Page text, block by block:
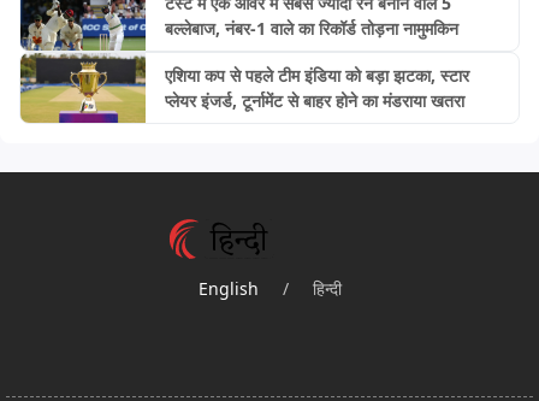
बल्लेबाज, नंबर-1 वाले का रिकॉर्ड तोड़ना नामुमकिन
एशिया कप से पहले टीम इंडिया को बड़ा झटका, स्टार
प्लेयर इंजर्ड, टूर्नामेंट से बाहर होने का मंडराया खतरा
English / हिन्दी